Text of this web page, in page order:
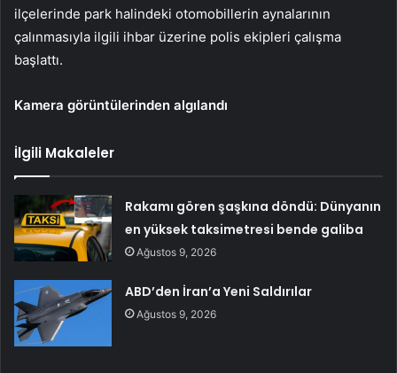
ilçelerinde park halindeki otomobillerin aynalarının
çalınmasıyla ilgili ihbar üzerine polis ekipleri çalışma
başlattı.
Kamera görüntülerinden algılandı
İlgili Makaleler
Rakamı gören şaşkına döndü: Dünyanın
en yüksek taksimetresi bende galiba
Ağustos 9, 2026
ABD’den İran’a Yeni Saldırılar
Ağustos 9, 2026